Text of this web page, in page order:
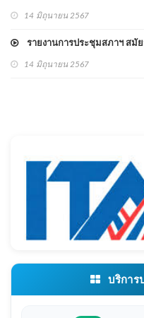
14 มิถุนายน 2567
รายงานการประชุมสภาฯ สมั
14 มิถุนายน 2567
บริการ